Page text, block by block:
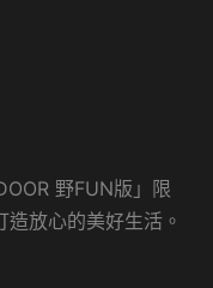
野FUN版」限
放心的美好生活。